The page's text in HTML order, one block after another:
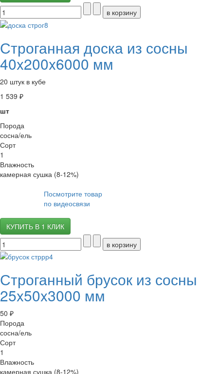
Строганная доска из сосны
40x200x6000 мм
20 штук в кубе
1 539 ₽
шт
Порода
сосна/ель
Сорт
1
Влажность
камерная сушка (8-12%)
Посмотрите товар
по видеосвязи
КУПИТЬ В 1 КЛИК
Строганный брусок из сосны
25x50x3000 мм
50 ₽
Порода
сосна/ель
Сорт
1
Влажность
камерная сушка (8-12%)